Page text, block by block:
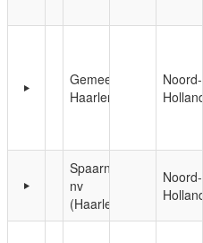
Gemeente
Haarlem
Noord-
Holland
Spaarnelanden
nv
(Haarlem)
Noord-
Holland